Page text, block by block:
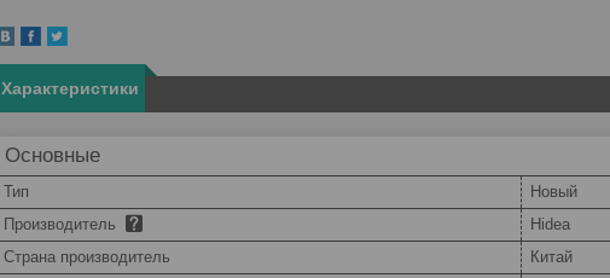
Характеристики
Основные
Тип
Новый
Производитель
Hidea
Страна производитель
Китай